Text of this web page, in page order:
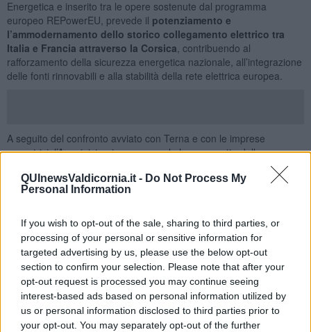
QUInewsValdicornia.it - Do Not Process My
Personal Information
If you wish to opt-out of the sale, sharing to third parties, or
processing of your personal or sensitive information for
targeted advertising by us, please use the below opt-out
section to confirm your selection. Please note that after your
opt-out request is processed you may continue seeing
interest-based ads based on personal information utilized by
us or personal information disclosed to third parties prior to
your opt-out. You may separately opt-out of the further
Energetica e inserito tra le opere sostenute dal programma
europeo REPowerEU, prevede il potenziamento e
l’ammodernamento dello storico collegamento elettrico tra
Italia e Francia attraverso la Corsica , contribuendo al
rafforzamento della sicurezza energetica nazionale, all’integrazione
delle fonti rinnovabili e alla stabilità della rete elettrica europea.
A seguito del confronto avviato con Terna e con le imprese
esecutrici, l’Amministrazione comunale ha preso atto della
necessità tecnica di prorogare le attività di cantiere fino alla
fine del mese di Giugno.
della zona di Salivoli – ha dichiarato il sindaco di Piombino
Francesco Ferrari – e non nascondiamo che avremmo preferito
una conclusione delle lavorazioni prima dell’avvio della stagione
estiva. Tuttavia, stiamo parlando di un intervento infrastrutturale di
particolare complessità tecnica e di rilevanza strategica nazionale
ed europea. Anche un eventuale diniego alla proroga
dell’occupazione dell’area non avrebbe consentito una rapida
rimozione del cantiere, proprio per la natura delle opere in corso e